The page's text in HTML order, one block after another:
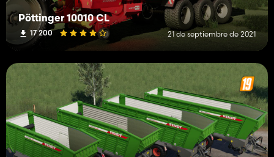
Pöttinger 10010 CL
17 200 21 de septiembre de 2021